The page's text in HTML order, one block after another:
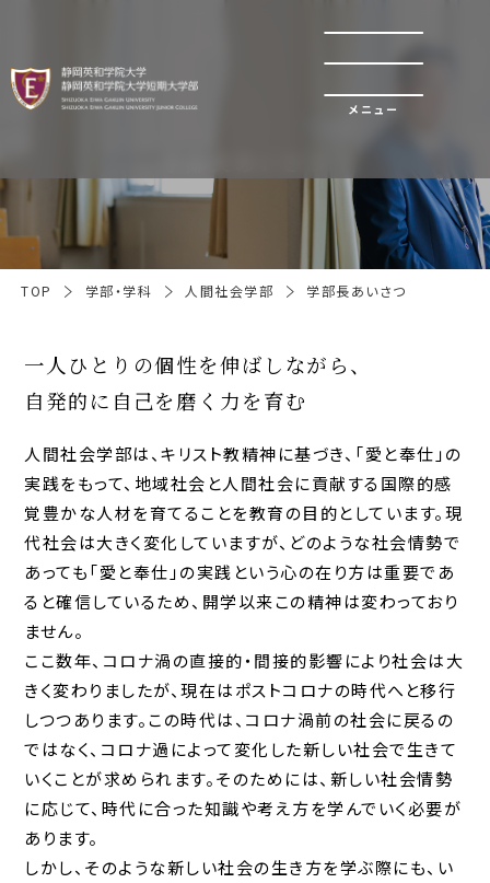
メニュー
TOP 学部・学科 人間社会学部 学部長あいさつ
一人ひとりの個性を伸ばしながら、
自発的に自己を磨く力を育む
人間社会学部は、キリスト教精神に基づき、「愛と奉仕」の
実践をもって、地域社会と人間社会に貢献する国際的感
覚豊かな人材を育てることを教育の目的としています。現
代社会は大きく変化していますが、どのような社会情勢で
あっても「愛と奉仕」の実践という心の在り方は重要であ
ると確信しているため、開学以来この精神は変わっており
ません。
ここ数年、コロナ渦の直接的・間接的影響により社会は大
きく変わりましたが、現在はポストコロナの時代へと移行
しつつあります。この時代は、コロナ渦前の社会に戻るの
ではなく、コロナ過によって変化した新しい社会で生きて
いくことが求められます。そのためには、新しい社会情勢
に応じて、時代に合った知識や考え方を学んでいく必要が
あります。
しかし、そのような新しい社会の生き方を学ぶ際にも、い